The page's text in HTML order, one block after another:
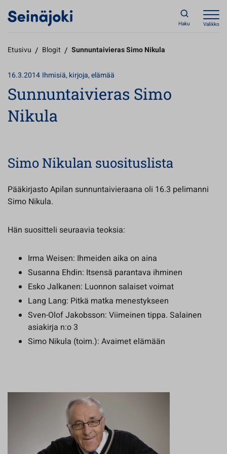
Haku Valikko
Etusivu / Blogit / Sunnuntaivieras Simo Nikula
16.3.2014 Ihmisiä, kirjoja, elämää
Sunnuntaivieras Simo
Nikula
Simo Nikulan suosituslista
Pääkirjasto Apilan sunnuntaivieraana oli 16.3 pelimanni
Simo Nikula.
Hän suositteli seuraavia teoksia:
Irma Weisen: Ihmeiden aika on aina
Susanna Ehdin: Itsensä parantava ihminen
Esko Jalkanen: Luonnon salaiset voimat
Lang Lang: Pitkä matka menestykseen
Sven-Olof Jakobsson: Viimeinen tippa. Salainen
asiakirja n:o 3
Simo Nikula (toim.): Avaimet elämään